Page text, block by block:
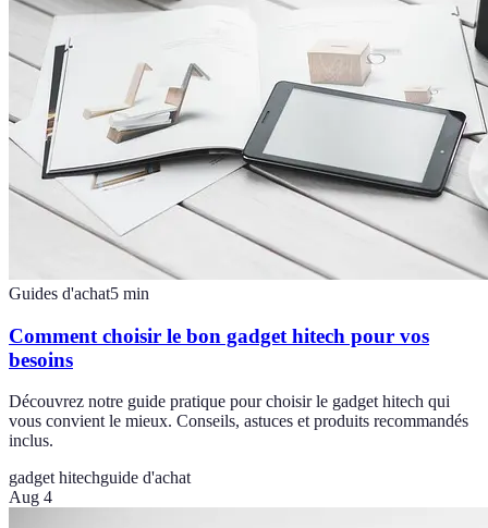
Guides d'achat5 min
Comment choisir le bon gadget hitech pour vos
besoins
Découvrez notre guide pratique pour choisir le gadget hitech qui
vous convient le mieux. Conseils, astuces et produits recommandés
inclus.
gadget hitechguide d'achat
Aug 4